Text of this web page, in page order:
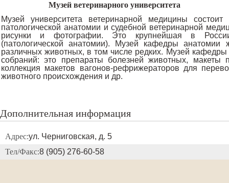
Музей ветеринарного университета
Музей университета ветеринарной медицины
патологической анатомии и судебной ветеринарной
рисунки и фотографии. Это крупнейшая в
(патологической анатомии). Музей кафедры анатомии
различных животных, в том числе редких. Музей кафедры
собраний: это препараты болезней животных, макеты
коллекция макетов вагонов-рефрижераторов для
животного происхождения и др.
Дополнительная информация
Адрес:ул. Черниговская, д. 5
Тел/Факс:8 (905) 276-60-58